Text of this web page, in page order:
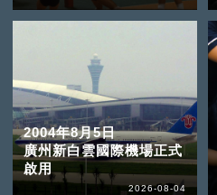
2004年8月5日
廣州新白雲國際機場正式
啟用
2026-08-04